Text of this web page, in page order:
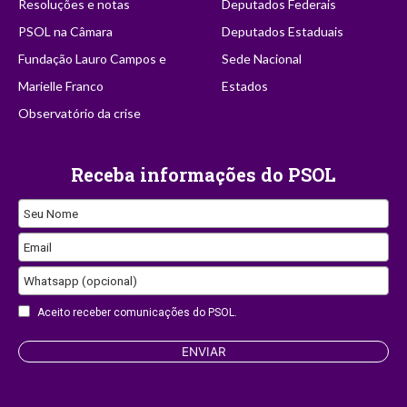
Resoluções e notas
PSOL na Câmara
Fundação Lauro Campos e
Marielle Franco
Observatório da crise
Deputados Federais
Deputados Estaduais
Sede Nacional
Estados
Receba informações do PSOL
Email
Address
Seu Nome
Email
Whatsapp (opcional)
Aceito receber comunicações do PSOL.
ENVIAR